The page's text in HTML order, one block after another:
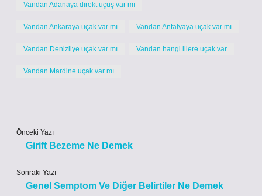
Vandan Adanaya direkt uçuş var mı
Vandan Ankaraya uçak var mı Vandan Antalyaya uçak var mı
Vandan Denizliye uçak var mı Vandan hangi illere uçak var
Vandan Mardine uçak var mı
Önceki Yazı
Girift Bezeme Ne Demek
Sonraki Yazı
Genel Semptom Ve Diğer Belirtiler Ne Demek